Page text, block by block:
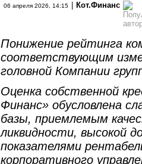
06 апреля 2026, 14:15 Кот.Финанс
Понижение рейтинга
соответствующим
головной Компании
Оценка собственной
Финанс» обусловлена
базы, приемлемым
ликвидности, высокой
показателями
корпоративного